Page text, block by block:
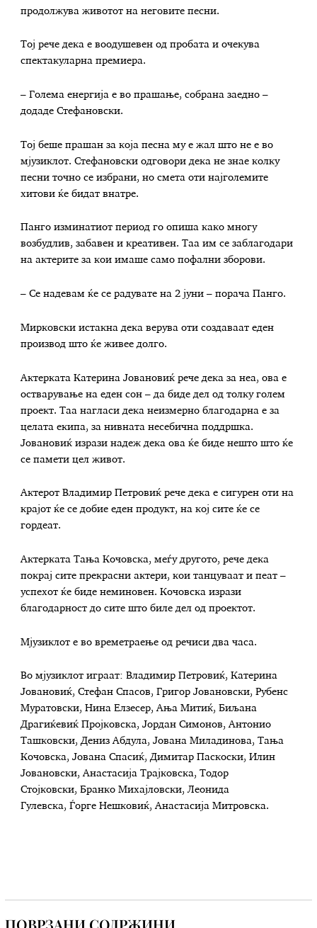
продолжува животот на неговите песни.
Тој рече дека е воодушевен од пробата и очекува
спектакуларна премиера.
– Голема енергија е во прашање, собрана заедно –
додаде Стефановски.
Тој беше прашан за која песна му е жал што не е во
мјузиклот. Стефановски одговори дека не знае колку
песни точно се избрани, но смета оти најголемите
хитови ќе бидат внатре.
Панго изминатиот период го опиша како многу
возбудлив, забавен и креативен. Таа им се заблагодари
на актерите за кои имаше само пофални зборови.
– Се надевам ќе се радувате на 2 јуни – порача Панго.
Мирковски истакна дека верува оти создаваат еден
производ што ќе живее долго.
Актерката Катерина Јовановиќ рече дека за неа, ова е
остварување на еден сон – да биде дел од толку голем
проект. Таа нагласи дека неизмерно благодарна е за
целата екипа, за нивната несебична поддршка.
Јовановиќ изрази надеж дека ова ќе биде нешто што ќе
се памети цел живот.
Актерот Владимир Петровиќ рече дека е сигурен оти на
крајот ќе се добие еден продукт, на кој сите ќе се
гордеат.
Актерката Тања Кочовска, меѓу другото, рече дека
покрај сите прекрасни актери, кои танцуваат и пеат –
успехот ќе биде неминовен. Кочовска изрази
благодарност до сите што биле дел од проектот.
Мјузиклот е во времетраење од речиси два часа.
Во мјузиклот играат: Владимир Петровиќ,Катерина
Јовановиќ,Стефан Спасов,Григор Јовановски,Рубенс
Муратовски,Нина Елзесер,Ања Митиќ,Биљана
Драгиќевиќ Пројковска,Јордан Симонов,Антонио
Ташковски,Дениз Абдула,Јована Миладинова,Тања
Кочовска,Јована Спасиќ,Димитар Паскоски,Илин
Јовановски, Анастасија Трајковска,Тодор
Стојковски,Бранко Михајловски,Леонида
Гулевска,Ѓорге Нешковиќ,Анастасија Митровска.
ПОВРЗАНИ СОДРЖИНИ